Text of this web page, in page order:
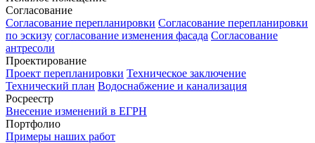
Согласование
Согласование перепланировки Согласование перепланировки
по эскизу согласование изменения фасада Согласование
антресоли
Проектирование
Проект перепланировки Техническое заключение
Технический план Водоснабжение и канализация
Росреестр
Внесение изменений в ЕГРН
Портфолио
Примеры наших работ